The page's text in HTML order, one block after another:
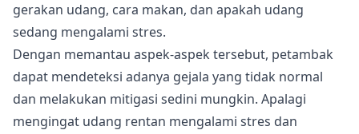
gerakan udang, cara makan, dan apakah udang
sedang mengalami stres.
Dengan memantau aspek-aspek tersebut, petambak
dapat mendeteksi adanya gejala yang tidak normal
dan melakukan mitigasi sedini mungkin. Apalagi
mengingat udang rentan mengalami stres dan